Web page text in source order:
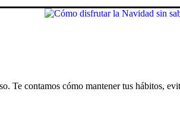
Te contamos cómo mantener tus hábitos,